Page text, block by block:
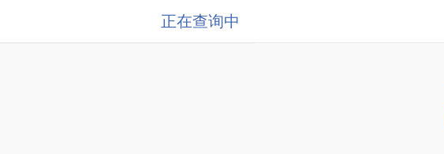
正在查询中